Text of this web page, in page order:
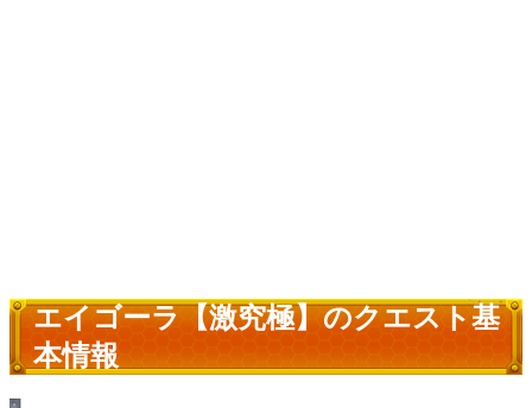
エイゴーラ【激究極】のクエスト基
本情報